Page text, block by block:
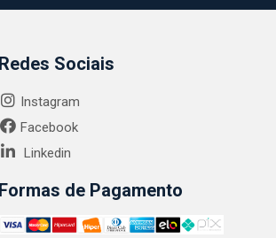
Redes Sociais
Instagram
Facebook
Linkedin
Formas de Pagamento